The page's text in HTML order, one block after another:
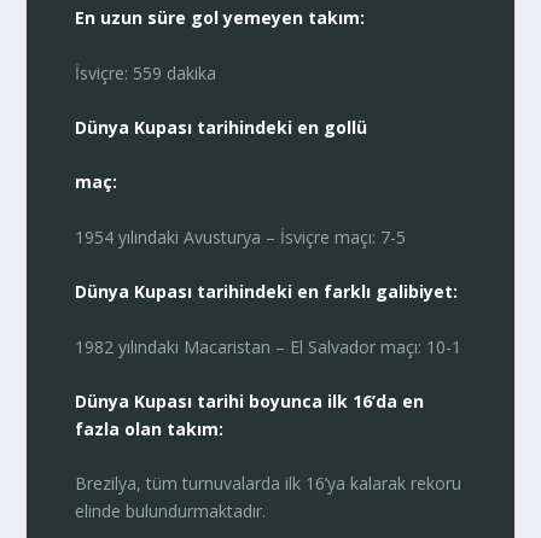
En uzun süre gol yemeyen takım:
İsviçre: 559 dakika
Dünya Kupası tarihindeki en gollü
maç:
1954 yılındaki Avusturya – İsviçre maçı: 7-5
Dünya Kupası tarihindeki en farklı galibiyet:
1982 yılındaki Macaristan – El Salvador maçı: 10-1
Dünya Kupası tarihi boyunca ilk 16’da en
fazla olan takım:
Brezilya, tüm turnuvalarda ilk 16’ya kalarak rekoru
elinde bulundurmaktadır.